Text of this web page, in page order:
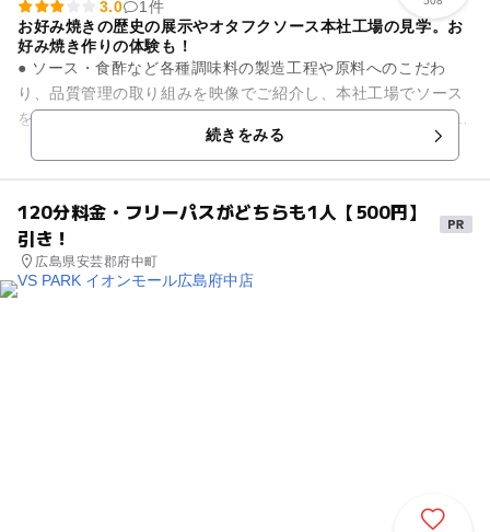
3.0
1件
お好み焼きの歴史の展示やオタフクソース本社工場の見学。お
好み焼き作りの体験も！
● ソース・食酢など各種調味料の製造工程や原料へのこだわ
り、品質管理の取り組みを映像でご紹介し、本社工場でソース
を詰める工程をご案内します。 ● Wood Egg お好み焼館のご
続きをみる
120分料金・フリーパスがどちらも1人【500円】
引き！
広島県安芸郡府中町